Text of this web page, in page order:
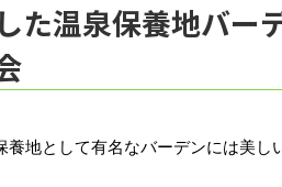
た温泉保養地バー
地として有名なバーデンには美し